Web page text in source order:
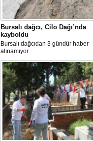
Bursalı dağcı, Cilo Dağı’nda
kayboldu
Bursalı dağcıdan 3 gündür haber
alınamıyor